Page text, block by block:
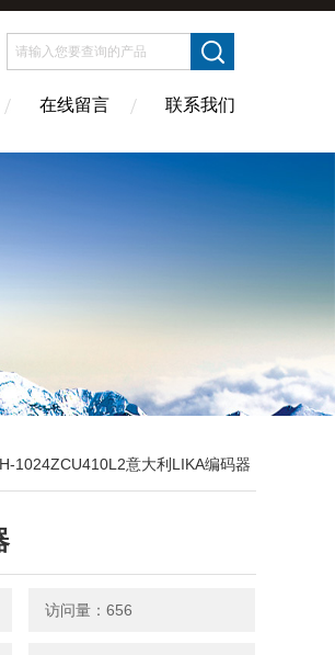
在线留言 联系我们
1024ZCU410L2意大利LIKA编码器
访问量：656